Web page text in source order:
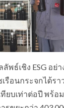
พธ์เชิง ESG อย่
รือนกระจกได้รา
ยบเท่าต่อปี พร้อ